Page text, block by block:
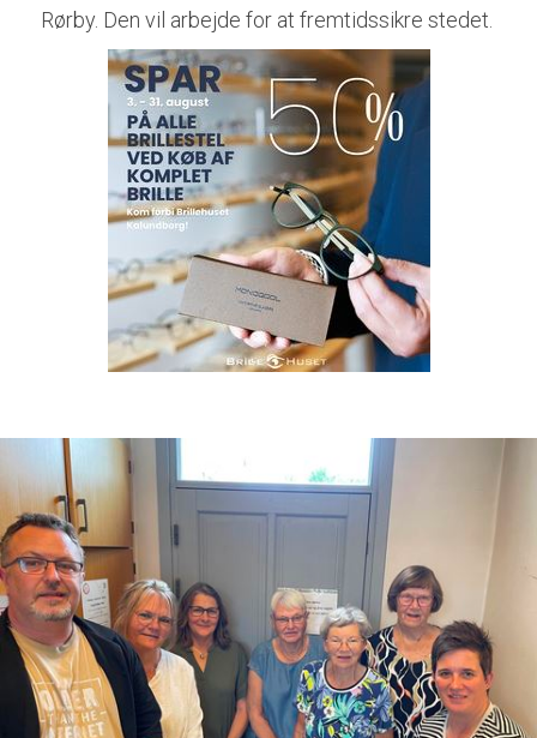
Rørby. Den vil arbejde for at fremtidssikre stedet.